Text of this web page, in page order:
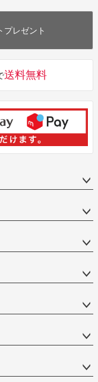
プレゼント
送料無料